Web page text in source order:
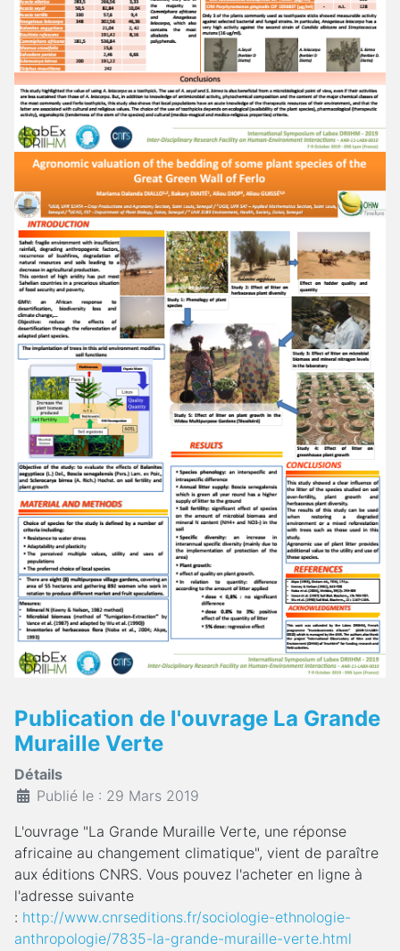
Publication de l'ouvrage La Grande
Muraille Verte
Détails
Publié le : 29 Mars 2019
L'ouvrage "La Grande Muraille Verte, une réponse
africaine au changement climatique", vient de paraître
aux éditions CNRS. Vous pouvez l'acheter en ligne à
l'adresse suivante
: http://www.cnrseditions.fr/sociologie-ethnologie-
anthropologie/7835-la-grande-muraille-verte.html